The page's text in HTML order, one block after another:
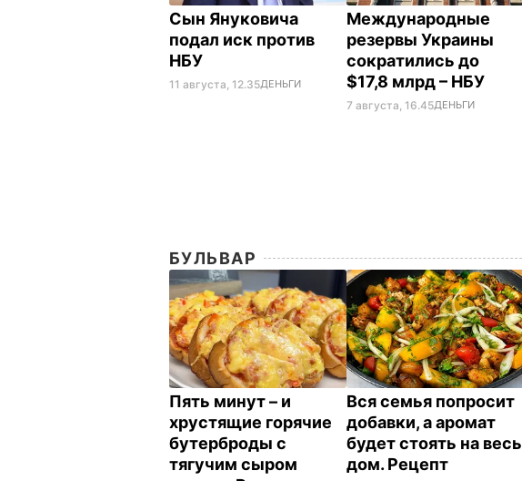
Сын Януковича
подал иск против
НБУ
11 августа, 12.35ДЕНЬГИ
Международные
резервы Украины
сократились до
$17,8 млрд – НБУ
7 августа, 16.45ДЕНЬГИ
БУЛЬВАР
Пять минут – и
хрустящие горячие
бутерброды с
тягучим сыром
Вся семья попросит
добавки, а аромат
будет стоять на весь
дом. Рецепт